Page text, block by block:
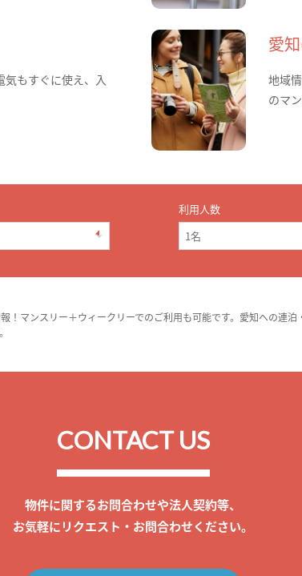
もすぐに使え、入
愛
地域
のマ
利用人数
マンスリー＋ウィークリーでのご利用も可能です。愛知への連
CONTACT US
物件に関するお問合わせや法人契約等、
お気軽にリクエスト・お問合わせください。